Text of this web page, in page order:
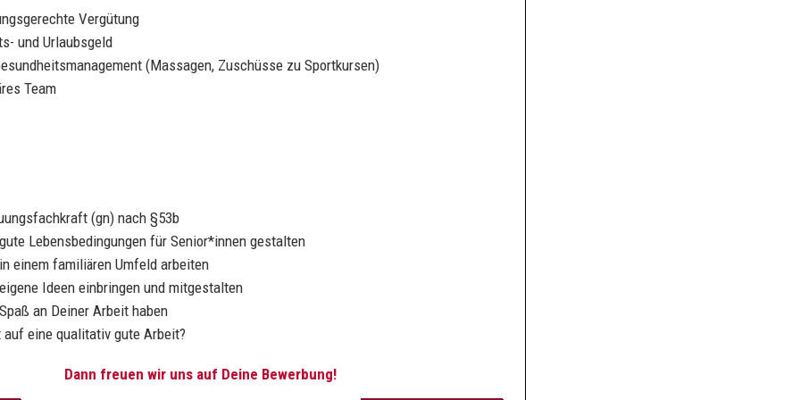
Vergütung
und Urlaubsgeld
(Massagen, Zuschüsse zu Sportkursen)
Team
(gn) nach §53b
Lebensbedingungen für Senior*innen gestalten
einem familiären Umfeld arbeiten
Ideen einbringen und mitgestalten
an Deiner Arbeit haben
auf eine qualitativ gute Arbeit?
Dann freuen wir uns auf Deine Bewerbung!